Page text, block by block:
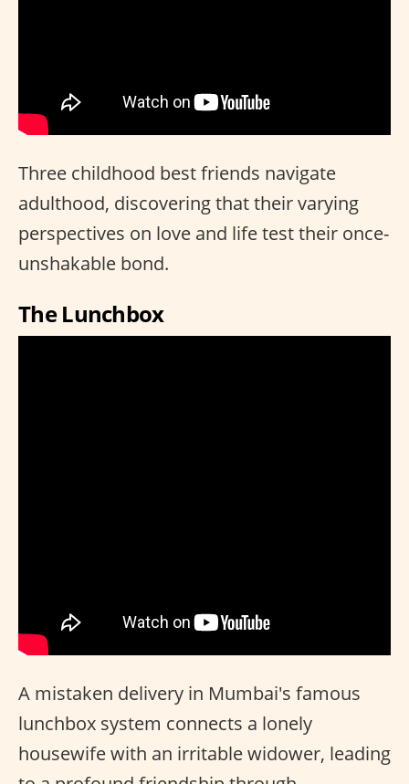
Three childhood best friends navigate
adulthood, discovering that their varying
perspectives on love and life test their once-
unshakable bond.
The Lunchbox
A mistaken delivery in Mumbai's famous
lunchbox system connects a lonely
housewife with an irritable widower, leading